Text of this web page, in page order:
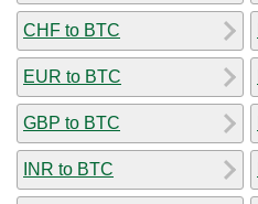
CHF to BTC
EUR to BTC
GBP to BTC
INR to BTC